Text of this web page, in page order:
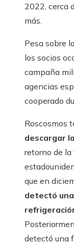
2022, cerca
más.
Pesa sobre
los socios
campaña
agencias
cooperado
Roscosmos
descargar
retorno de
que en
detectó
detectó una